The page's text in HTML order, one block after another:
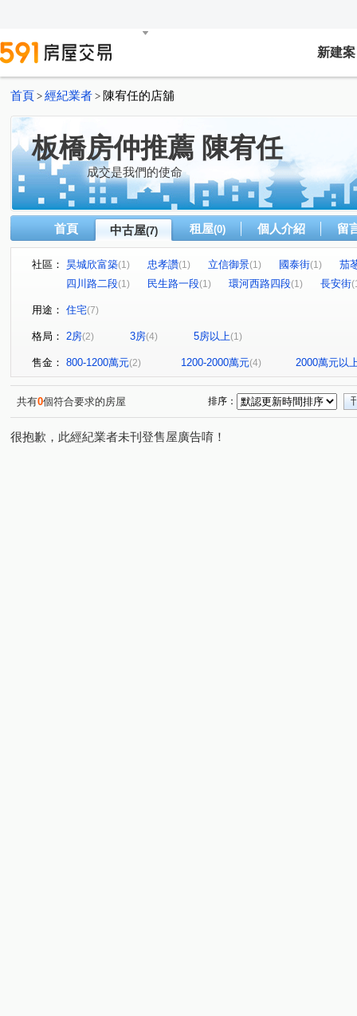
新建案
首頁 > 經紀業者 > 陳宥任的店舖
板橋房仲推薦 陳宥任
成交是我們的使命
首頁 中古屋(7) 租屋(0) 個人介紹 留
社區： 昊城欣富築(1) 忠孝讚(1) 立信御景(1) 國泰街(1)
茄
四川路二段(1) 民生路一段(1) 環河西路四段(1) 長安街
用途： 住宅(7)
格局： 2房(2) 3房(4) 5房以上(1)
售金： 800-1200萬元(2) 1200-2000萬元(4) 2000萬元以
共有0個符合要求的房屋 排序：
很抱歉，此經紀業者未刊登售屋廣告唷！